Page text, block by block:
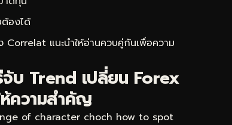
องได้
Correlat แนะนำให้อ่านควบคู่กันเพื่อความ
บ Trend เปลี่ยน Forex
ความสำคัญ
of character choch how to spot